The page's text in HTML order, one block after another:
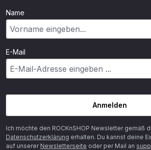
Name
E-Mail
Anmelden
Ich möchte den ROCKnSHOP Newsletter gemäß
Datenschutzerklärung erhalten. Du kannst deine
auf unserer Newsletterseite oder per Mail an